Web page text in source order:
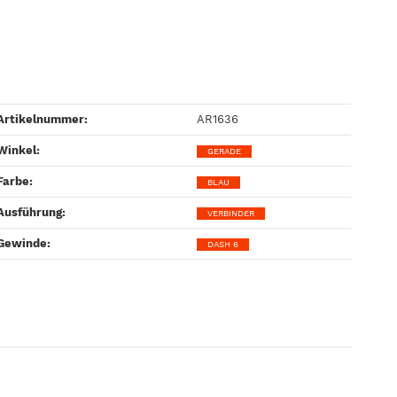
AR1636
GERADE
BLAU
VERBINDER
DASH 6